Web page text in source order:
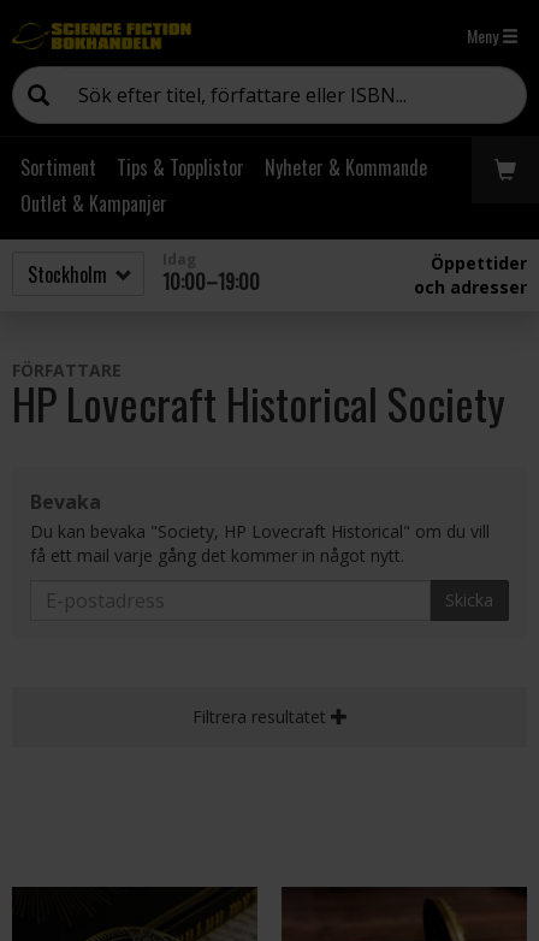
Meny
Sortiment Tips & Topplistor
Nyheter & Kommande
Outlet & Kampanjer
10:00–19:00
Öppettider
och adresser
FÖRFATTARE
HP Lovecraft Historical Society
Bevaka
Du kan bevaka "Society, HP Lovecraft Historical" om du vill
få ett mail varje gång det kommer in något nytt.
Skicka
Filtrera resultatet